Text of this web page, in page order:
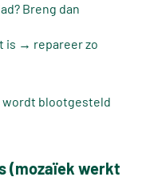
Breng dan
is → repareer zo
wordt blootgesteld
(mozaïek werkt